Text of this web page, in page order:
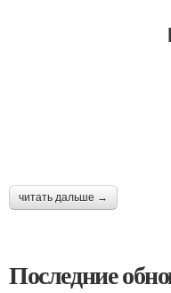
читать дальше →
Последние